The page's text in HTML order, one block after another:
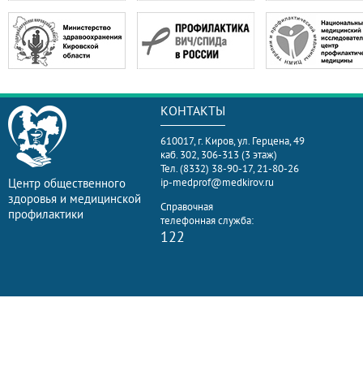
Центр общественного
здоровья и медицинской
профилактики
КОНТАКТЫ
610017, г. Киров, ул. Герцена, 49
каб. 302, 306-313 (3 этаж)
Тел. (8332) 38-90-17, 21-80-26
ip-medprof@medkirov.ru
Справочная
телефонная служба:
122